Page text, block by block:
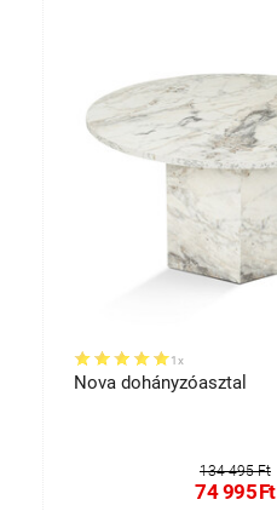
1x
Nova dohányzóasztal
134 495 Ft
74 995Ft